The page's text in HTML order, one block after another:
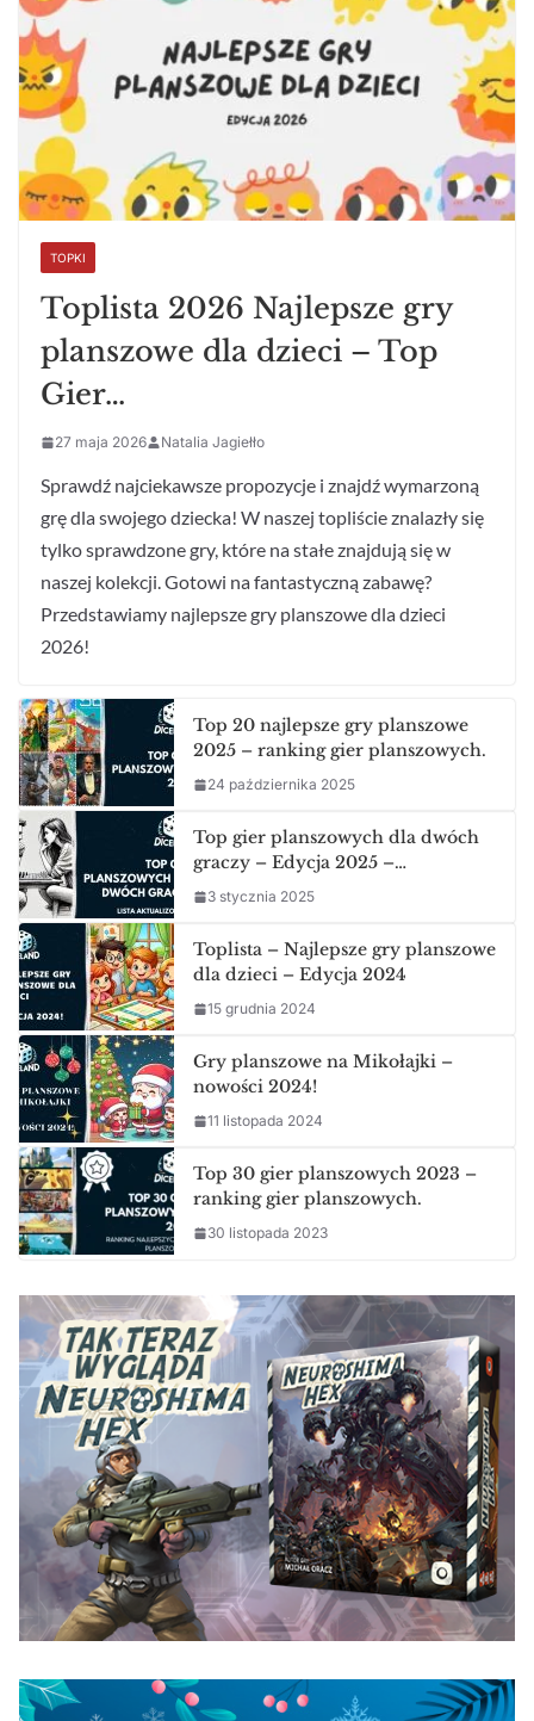
TOPKI
Toplista 2026 Najlepsze gry
planszowe dla dzieci – Top
Gier…
27 maja 2026 Natalia Jagiełło
Sprawdź najciekawsze propozycje i znajdź wymarzoną
grę dla swojego dziecka! W naszej topliście znalazły się
tylko sprawdzone gry, które na stałe znajdują się w
naszej kolekcji. Gotowi na fantastyczną zabawę?
Przedstawiamy najlepsze gry planszowe dla dzieci
2026!
Top 20 najlepsze gry planszowe
2025 – ranking gier planszowych.
24 października 2025
Top gier planszowych dla dwóch
graczy – Edycja 2025 –…
3 stycznia 2025
Toplista – Najlepsze gry planszowe
dla dzieci – Edycja 2024
15 grudnia 2024
Gry planszowe na Mikołajki –
nowości 2024!
11 listopada 2024
Top 30 gier planszowych 2023 –
ranking gier planszowych.
30 listopada 2023